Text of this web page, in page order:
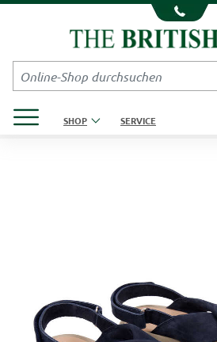
Kompletten Head der Seite überspringen
SHOP SERVICE